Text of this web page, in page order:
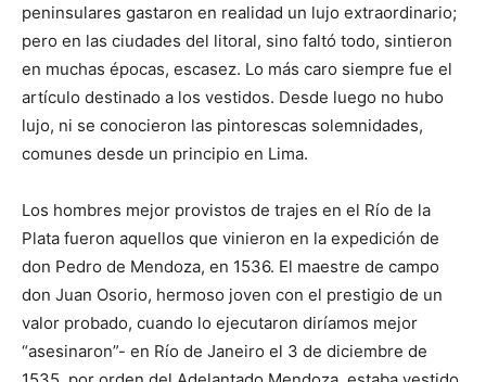
peninsulares gastaron en realidad un lujo extraordinario;
pero en las ciudades del litoral, sino faltó todo, sintieron
en muchas épocas, escasez. Lo más caro siempre fue el
artículo destinado a los vestidos. Desde luego no hubo
lujo, ni se conocieron las pintorescas solemnidades,
comunes desde un principio en Lima.
Los hombres mejor provistos de trajes en el Río de la
Plata fueron aquellos que vinieron en la expedición de
don Pedro de Mendoza, en 1536. El maestre de campo
don Juan Osorio, hermoso joven con el prestigio de un
valor probado, cuando lo ejecutaron diríamos mejor
“asesinaron”- en Río de Janeiro el 3 de diciembre de